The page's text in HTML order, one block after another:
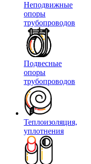
Неподвижные
опоры
трубопроводов
Подвесные
опоры
трубопроводов
Теплоизоляция,
уплотнения